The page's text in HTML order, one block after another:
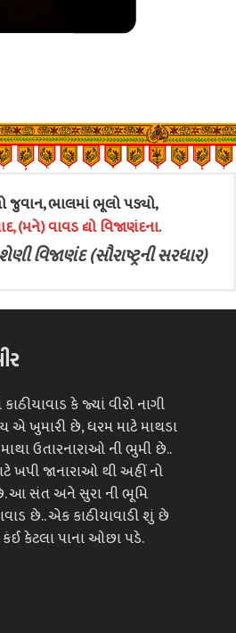
જુવાન, ભાલમાં ભૂલો પડ્યો,
(મને) વાવડ દ્યો વિજાણંદના.
શેણી વિજાણંદ (સૌરાષ્ટ્રની સરધાર)
કે જ્યાં વીરો નાગી
એ ખુમારી છે, ધરમ માટે માથડા
ઉતારનારાઓ ની ભુમી છે..
ખપી જાનારાઓ થી અહીં નો
આ સંત અને સુરા ની ભૂમિ
છે.. એક કાઠીયાવાડી શું છે
કેટલા પાના ઓછા પડે.